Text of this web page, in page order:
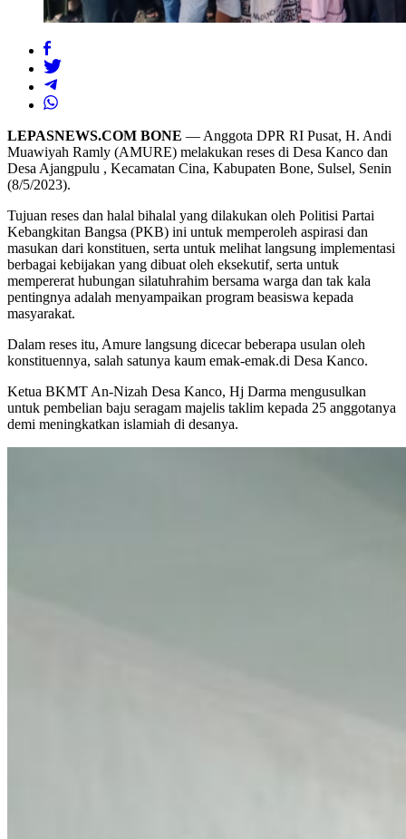
LEPASNEWS.COM BONE — Anggota DPR RI Pusat, H. Andi
Muawiyah Ramly (AMURE) melakukan reses di Desa Kanco dan
Desa Ajangpulu , Kecamatan Cina, Kabupaten Bone, Sulsel, Senin
(8/5/2023).
Tujuan reses dan halal bihalal yang dilakukan oleh Politisi Partai
Kebangkitan Bangsa (PKB) ini untuk memperoleh aspirasi dan
masukan dari konstituen, serta untuk melihat langsung implementasi
berbagai kebijakan yang dibuat oleh eksekutif, serta untuk
mempererat hubungan silatuhrahim bersama warga dan tak kala
pentingnya adalah menyampaikan program beasiswa kepada
masyarakat.
Dalam reses itu, Amure langsung dicecar beberapa usulan oleh
konstituennya, salah satunya kaum emak-emak.di Desa Kanco.
Ketua BKMT An-Nizah Desa Kanco, Hj Darma mengusulkan
untuk pembelian baju seragam majelis taklim kepada 25 anggotanya
demi meningkatkan islamiah di desanya.